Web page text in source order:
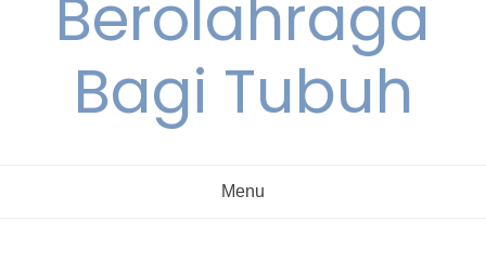
Berolahraga
Bagi Tubuh
Menu